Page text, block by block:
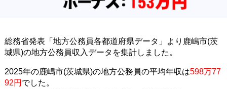
総務省発表「地方公務員各都道府県データ」より鹿嶋市(茨
城県)の地方公務員収入データを集計しました。
2025年の鹿嶋市(茨城県)の地方公務員の平均年収は598万77
92円 でした。